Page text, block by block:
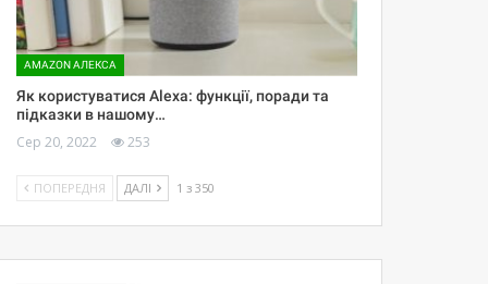
AMAZON АЛЕКСА
Як користуватися Alexa: функції, поради та
підказки в нашому…
Сер 20, 2022 253
ПОПЕРЕДНЯ ДАЛІ 1 з 350